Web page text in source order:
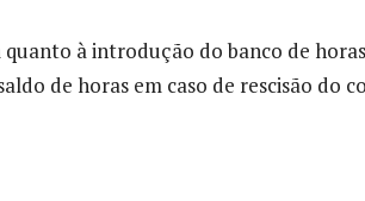
à introdução do banco de
de horas em caso de rescisão do